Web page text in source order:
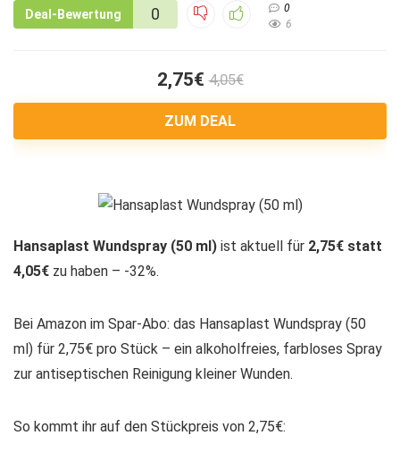
Deal-Bewertung 0
0
6
2,75€ 4,05€
ZUM DEAL
Hansaplast Wundspray (50 ml) ist aktuell für 2,75€ statt
4,05€ zu haben – -32%.
Bei Amazon im Spar-Abo: das Hansaplast Wundspray (50
ml) für 2,75€ pro Stück – ein alkoholfreies, farbloses Spray
zur antiseptischen Reinigung kleiner Wunden.
So kommt ihr auf den Stückpreis von 2,75€: